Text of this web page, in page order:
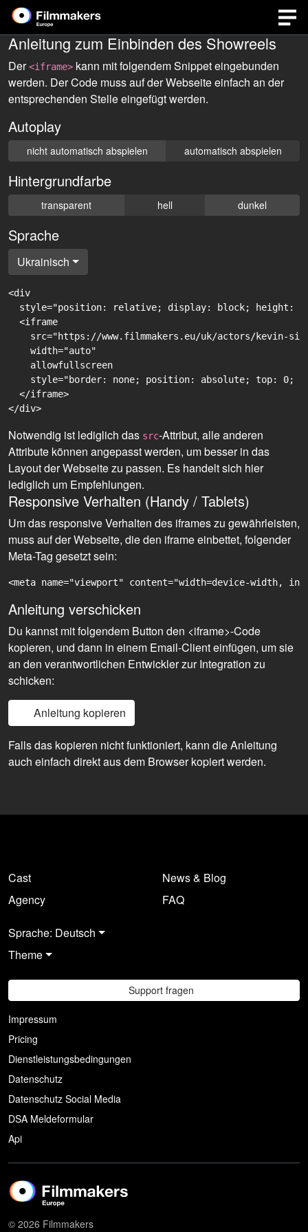
Anleitung zum Einbinden des Showreels
Der<iframe> kann mit folgendem Snippet eingebunden
werden. Der Code muss auf der Webseite einfach an der
entsprechenden Stelle eingefügt werden.
Autoplay
nicht automatisch abspielen automatisch abspielen
Hintergrundfarbe
transparent hell dunkel
Sprache
Ukrainisch
<div
style="position: relative; display: block; height:
  <iframe
src="https://www.filmmakers.eu/uk/actors/kevin-
    width="auto"
    allowfullscreen
style="border: none; position: absolute; top: 0;
  </iframe>
Notwendig ist lediglich das src-Attribut, alle anderen
Attribute können angepasst werden, um besser in das
Layout der Webseite zu passen. Es handelt sich hier
lediglich um Empfehlungen.
Responsive Verhalten (Handy / Tablets)
Um das responsive Verhalten des iframes zu gewährleisten,
muss auf der Webseite, die den iframe einbettet, folgender
Meta-Tag gesetzt sein:
<meta name="viewport" content="width=device-width,
Anleitung verschicken
Du kannst mit folgendem Button den <iframe>-Code
kopieren, und dann in einem Email-Client einfügen, um sie
an den verantwortlichen Entwickler zur Integration zu
schicken:
Anleitung kopieren
Falls das kopieren nicht funktioniert, kann die Anleitung
auch einfach direkt aus dem Browser kopiert werden.
Cast
Agency
News & Blog
FAQ
Sprache: Deutsch
Theme
Support fragen
Impressum
Pricing
Dienstleistungsbedingungen
Datenschutz
Datenschutz Social Media
DSA Meldeformular
Api
© 2026 Filmmakers